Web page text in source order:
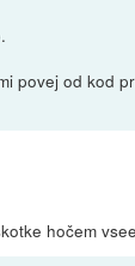
povej od kod
hočem